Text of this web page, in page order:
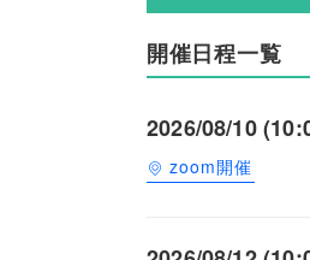
開催日程一覧
2026/08/10
zoom開催